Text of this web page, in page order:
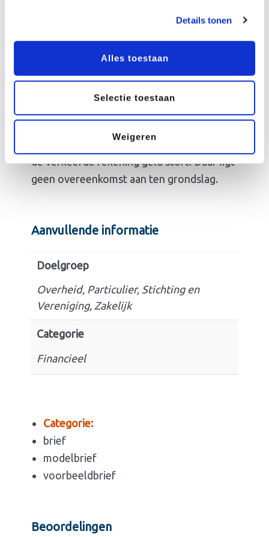
Details tonen
Alles toestaan
Selectie toestaan
Weigeren
wordt je geacht dat je beter overziet wat je
doet en tekent. Ook veel garanties zijn in
het zakelijk verkeer een stuk minder
gunstig dan die voor consumenten.
Dan is er nog de restcategorie, voor alle
is. Onverschuldigd is als je bijvoorbeeld op
de verkeerde rekening geld stort. Daar ligt
geen overeenkomst aan ten grondslag.
Aanvullende informatie
Doelgroep
Overheid, Particulier, Stichting en
Vereniging, Zakelijk
Categorie
Financieel
Categorie:
brief
modelbrief
voorbeeldbrief
Beoordelingen